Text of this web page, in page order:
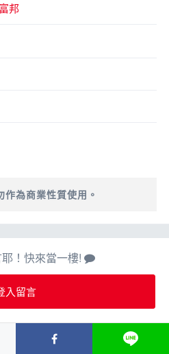
邦
作為商業性質使用。
！快來當一樓!
入留言